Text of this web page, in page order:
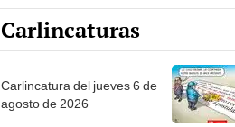
Carlincaturas
Carlincatura del jueves 6 de
agosto de 2026